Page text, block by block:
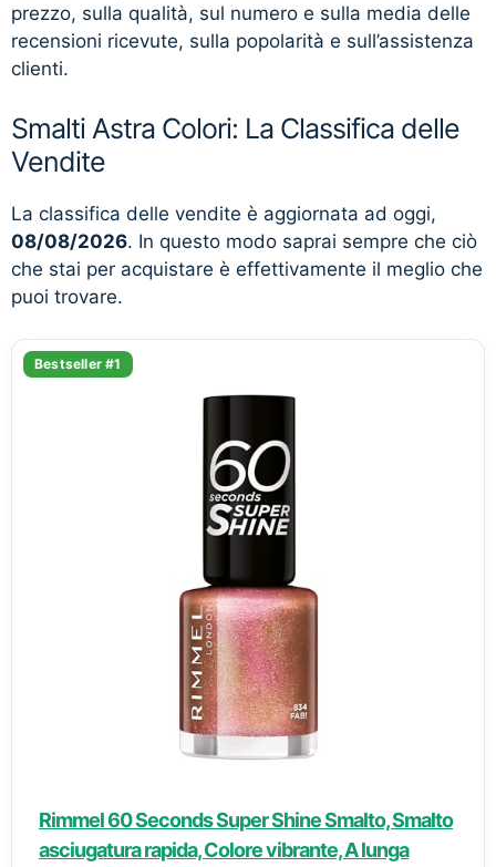
prezzo, sulla qualità, sul numero e sulla media delle
recensioni ricevute, sulla popolarità e sull’assistenza
clienti.
Smalti Astra Colori: La Classifica delle
Vendite
La classifica delle vendite è aggiornata ad oggi,
08/08/2026. In questo modo saprai sempre che ciò
che stai per acquistare è effettivamente il meglio che
puoi trovare.
Bestseller #1
Rimmel 60 Seconds Super Shine Smalto, Smalto
asciugatura rapida, Colore vibrante, A lunga